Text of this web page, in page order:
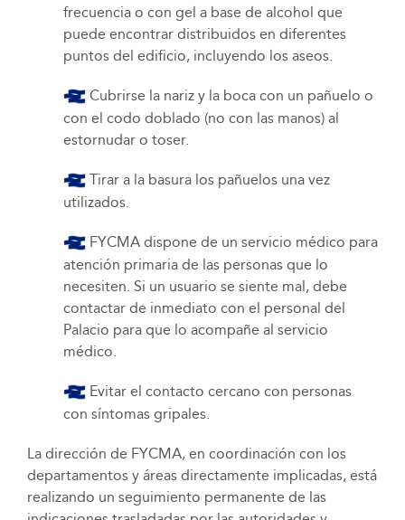
frecuencia o con gel a base de alcohol que
puede encontrar distribuidos en diferentes
puntos del edificio, incluyendo los aseos.
Cubrirse la nariz y la boca con un pañuelo o
con el codo doblado (no con las manos) al
estornudar o toser.
Tirar a la basura los pañuelos una vez
utilizados.
FYCMA dispone de un servicio médico para
atención primaria de las personas que lo
necesiten. Si un usuario se siente mal, debe
contactar de inmediato con el personal del
Palacio para que lo acompañe al servicio
médico.
Evitar el contacto cercano con personas
con síntomas gripales.
La dirección de FYCMA, en coordinación con los
departamentos y áreas directamente implicadas, está
realizando un seguimiento permanente de las